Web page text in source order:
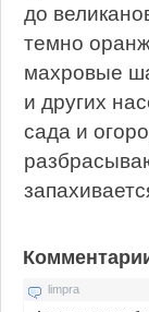
до
темно
махровые
и других
сада и
limpra